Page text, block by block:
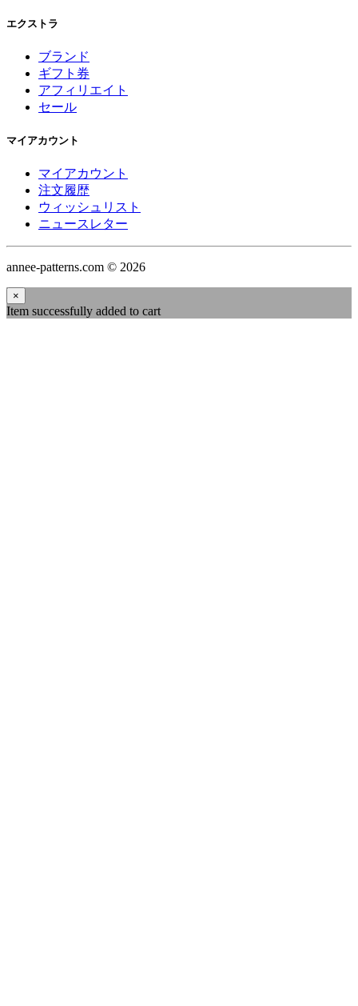
エクストラ
ブランド
ギフト券
アフィリエイト
セール
マイアカウント
マイアカウント
注文履歴
ウィッシュリスト
ニュースレター
annee-patterns.com © 2026
×
Item successfully added to cart